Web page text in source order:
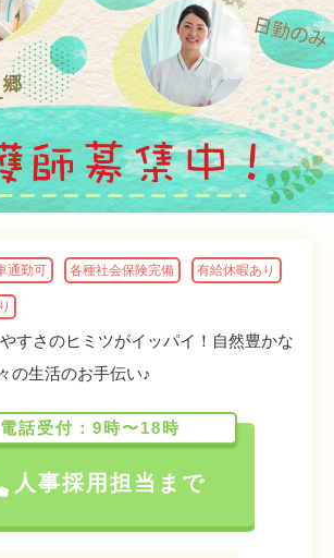
通勤可 各種社会保険完備 有給休暇あり
すさのヒミツがイッパイ！自然豊かな
の生活のお手伝い♪
電話受付：9時〜18時
人事採用担当まで